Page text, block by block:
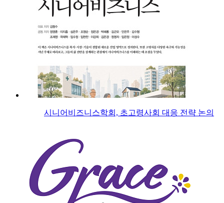
시니어비즈니스학회, 초고령사회 대응 전략 논의